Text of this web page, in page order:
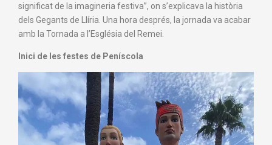
significat de la imagineria festiva”, on s’explicava la història
dels Gegants de Llíria. Una hora després, la jornada va acabar
amb la Tornada a l’Església del Remei.
Inici de les festes de Peníscola